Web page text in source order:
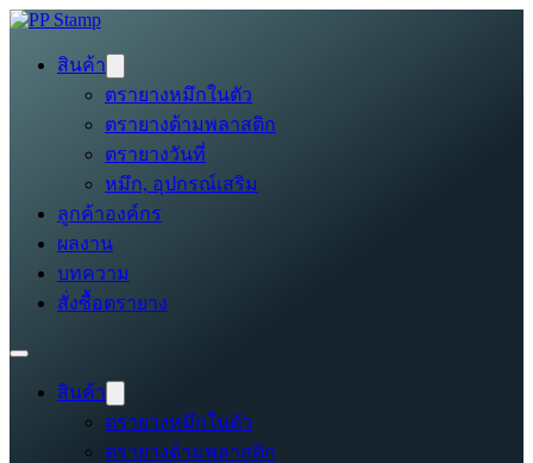
สินค้า
ตรายางหมึกในตัว
ตรายางด้ามพลาสติก
ตรายางวันที่
หมึก, อุปกรณ์เสริม
ลูกค้าองค์กร
ผลงาน
บทความ
สั่งซื้อตรายาง
สินค้า
ตรายางหมึกในตัว
ตรายางด้ามพลาสติก